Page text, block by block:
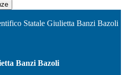
Statale Giulietta Banzi Bazoli
Banzi Bazoli